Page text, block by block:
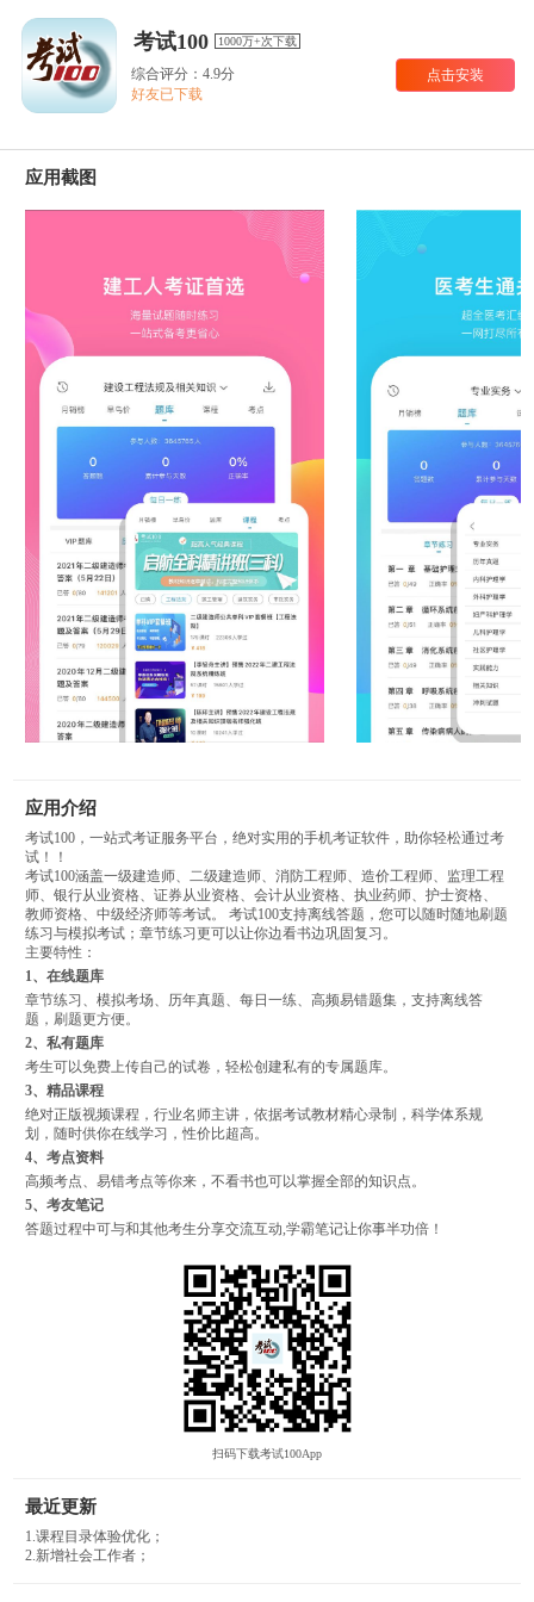
考试100 1000万+次下载
综合评分：4.9分
好友已下载
点击安装
应用截图
应用介绍
考试100，一站式考证服务平台，绝对实用的手机考证软件，助你轻松通过考
试！！
考试100涵盖一级建造师、二级建造师、消防工程师、造价工程师、监理工程
师、银行从业资格、证券从业资格、会计从业资格、执业药师、护士资格、
教师资格、中级经济师等考试。 考试100支持离线答题，您可以随时随地刷题
练习与模拟考试；章节练习更可以让你边看书边巩固复习。
主要特性：
1、在线题库
章节练习、模拟考场、历年真题、每日一练、高频易错题集，支持离线答
题，刷题更方便。
2、私有题库
考生可以免费上传自己的试卷，轻松创建私有的专属题库。
3、精品课程
绝对正版视频课程，行业名师主讲，依据考试教材精心录制，科学体系规
划，随时供你在线学习，性价比超高。
4、考点资料
高频考点、易错考点等你来，不看书也可以掌握全部的知识点。
5、考友笔记
答题过程中可与和其他考生分享交流互动,学霸笔记让你事半功倍！
扫码下载考试100App
最近更新
1.课程目录体验优化；
2.新增社会工作者；